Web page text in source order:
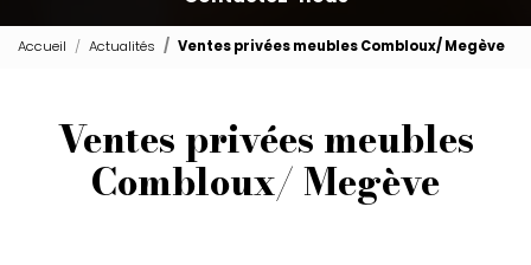
Accueil Actualités Ventes privées meubles Combloux/ Megève
Ventes privées meubles
Combloux/ Megève